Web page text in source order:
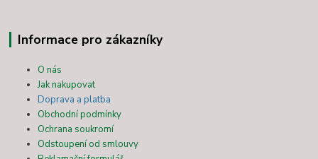
Informace pro zákazníky
O nás
Jak nakupovat
Doprava a platba
Obchodní podmínky
Ochrana soukromí
Odstoupení od smlouvy